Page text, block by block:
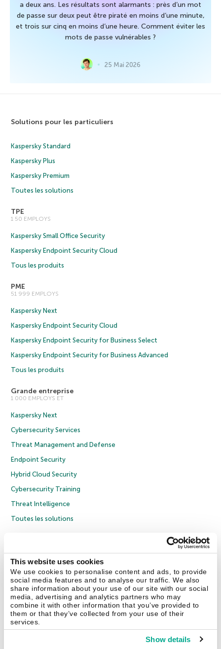
This website uses cookies
We use cookies to personalise content and ads, to provide
social media features and to analyse our traffic. We also
share information about your use of our site with our social
media, advertising and analytics partners who may
combine it with other information that you’ve provided to
them or that they’ve collected from your use of their
services.
Show details
a deux ans. Les résultats sont alarmants : près d’un mot
de passe sur deux peut être piraté en moins d’une minute,
et trois sur cinq en moins d’une heure. Comment éviter les
mots de passe vulnérables ?
25 Mai 2026
Solutions pour les particuliers
Kaspersky Standard
Kaspersky Plus
Kaspersky Premium
Toutes les solutions
TPE
1 50 EMPLOYS
Kaspersky Small Office Security
Kaspersky Endpoint Security Cloud
Tous les produits
PME
51 999 EMPLOYS
Kaspersky Next
Kaspersky Endpoint Security Cloud
Kaspersky Endpoint Security for Business Select
Kaspersky Endpoint Security for Business Advanced
Tous les produits
Grande entreprise
1 000 EMPLOYS ET
Kaspersky Next
Cybersecurity Services
Threat Management and Defense
Endpoint Security
Hybrid Cloud Security
Cybersecurity Training
Threat Intelligence
Toutes les solutions
Politique de confidentialité
Contrat de licence entreprises
Cookies
Nous contacter À propos Partenaires Blog Communiqués de presse
Securelist Eugene Personal Blog Encyclopédie de Kaspersky